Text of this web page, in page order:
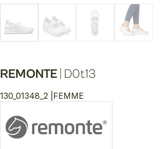
REMONTE D0t13
130_01348_2 | FEMME